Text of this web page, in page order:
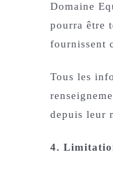
Domaine
pourra être
fournissent
Tous les
depuis leur
4.